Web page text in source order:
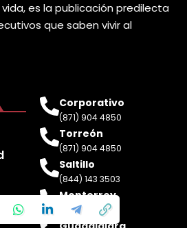
es la publicación predilecta
que saben vivir al
Corporativo
(871) 904 4850
Torreón
(871) 904 4850
Saltillo
(844) 143 3503
Monterrey
(81) 2188 0412